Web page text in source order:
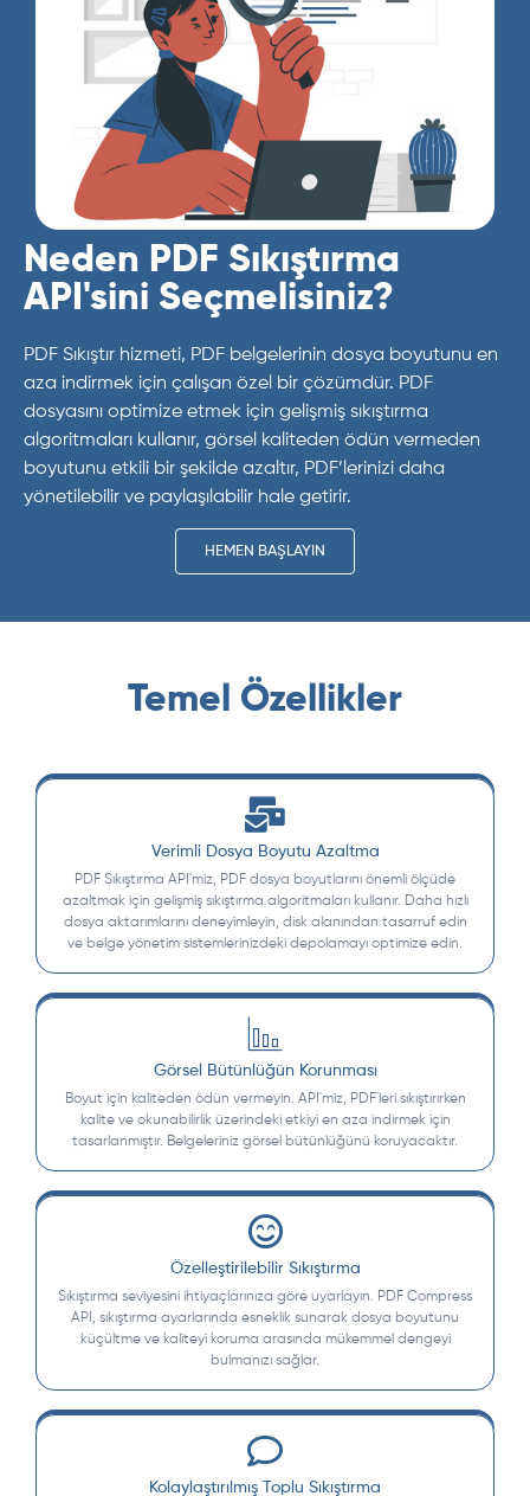
Neden PDF Sıkıştırma
API'sini Seçmelisiniz?
PDF Sıkıştır hizmeti, PDF belgelerinin dosya boyutunu en
aza indirmek için çalışan özel bir çözümdür. PDF
dosyasını optimize etmek için gelişmiş sıkıştırma
algoritmaları kullanır, görsel kaliteden ödün vermeden
boyutunu etkili bir şekilde azaltır, PDF’lerinizi daha
yönetilebilir ve paylaşılabilir hale getirir.
HEMEN BAŞLAYIN
Temel Özellikler
Verimli Dosya Boyutu Azaltma
PDF Sıkıştırma API'miz, PDF dosya boyutlarını önemli ölçüde
azaltmak için gelişmiş sıkıştırma algoritmaları kullanır. Daha hızlı
dosya aktarımlarını deneyimleyin, disk alanından tasarruf edin
ve belge yönetim sistemlerinizdeki depolamayı optimize edin.
Görsel Bütünlüğün Korunması
Boyut için kaliteden ödün vermeyin. API'miz, PDF'leri sıkıştırırken
kalite ve okunabilirlik üzerindeki etkiyi en aza indirmek için
tasarlanmıştır. Belgeleriniz görsel bütünlüğünü koruyacaktır.
Özelleştirilebilir Sıkıştırma
Sıkıştırma seviyesini ihtiyaçlarınıza göre uyarlayın. PDF Compress
API, sıkıştırma ayarlarında esneklik sunarak dosya boyutunu
küçültme ve kaliteyi koruma arasında mükemmel dengeyi
bulmanızı sağlar.
Kolaylaştırılmış Toplu Sıkıştırma